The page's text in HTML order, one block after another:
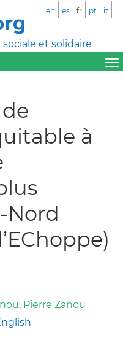
et solidaire
en es fr pt it
à
Nord
, Pierre Zanou